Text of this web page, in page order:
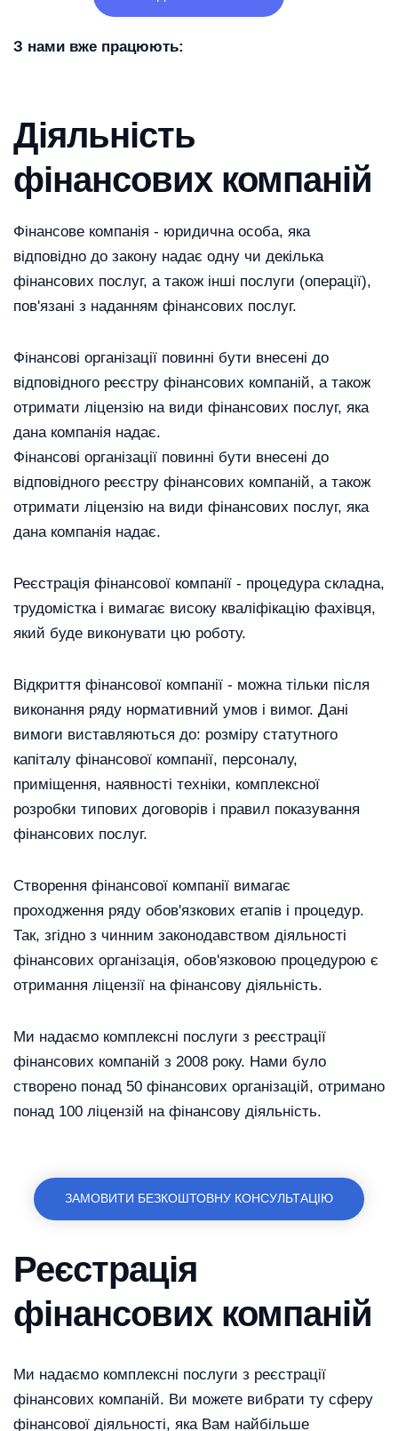
З нами вже працюють:
Діяльність
фінансових компаній
Фінансове компанія - юридична особа, яка
відповідно до закону надає одну чи декілька
фінансових послуг, а також інші послуги (операції),
пов'язані з наданням фінансових послуг.
Фінансові організації повинні бути внесені до
відповідного реєстру фінансових компаній, а також
отримати ліцензію на види фінансових послуг, яка
дана компанія надає.
Фінансові організації повинні бути внесені до
відповідного реєстру фінансових компаній, а також
отримати ліцензію на види фінансових послуг, яка
дана компанія надає.
Реєстрація фінансової компанії - процедура складна,
трудомістка і вимагає високу кваліфікацію фахівця,
який буде виконувати цю роботу.
Відкриття фінансової компанії - можна тільки після
виконання ряду нормативний умов і вимог. Дані
вимоги виставляються до: розміру статутного
капіталу фінансової компанії, персоналу,
приміщення, наявності техніки, комплексної
розробки типових договорів і правил показування
фінансових послуг.
Створення фінансової компанії вимагає
проходження ряду обов'язкових етапів і процедур.
Так, згідно з чинним законодавством діяльності
фінансових організація, обов'язковою процедурою є
отримання ліцензії на фінансову діяльність.
Ми надаємо комплексні послуги з реєстрації
фінансових компаній з 2008 року. Нами було
створено понад 50 фінансових організацій, отримано
понад 100 ліцензій на фінансову діяльність.
ЗАМОВИТИ БЕЗКОШТОВНУ КОНСУЛЬТАЦІЮ
Реєстрація
фінансових компаній
Ми надаємо комплексні послуги з реєстрації
фінансових компаній. Ви можете вибрати ту сферу
фінансової діяльності, яка Вам найбільше